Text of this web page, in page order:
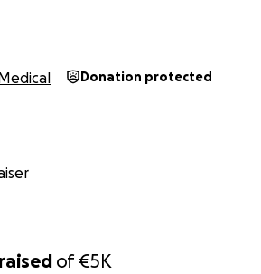
raised of€5K
darf.
Donation protected